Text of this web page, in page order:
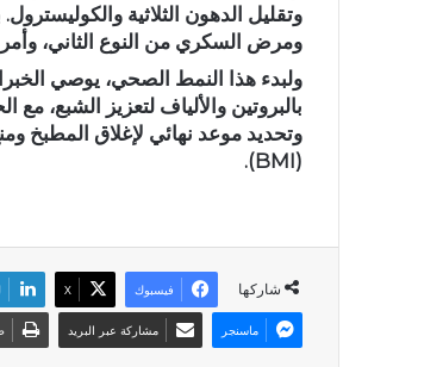
وتقليل الدهون الثلاثية
ومرض السكري من النوع الثاني،
ولبدء هذا النمط الصحي، يوصي
بالبروتين والألياف لتعزيز الشبع،
وتحديد موعد نهائي لإغلاق المطبخ
(BMI).
شاركها فيسبوك X
ماسنجر مشاركة عبر البريد